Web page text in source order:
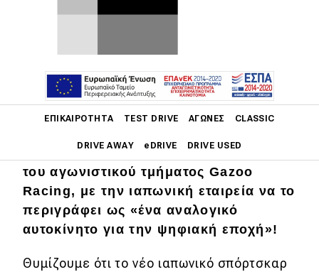
ΕΠΙΚΑΙΡΌΤΗΤΑ TEST DRIVE ΑΓΏΝΕΣ CLASSIC
DRIVE AWAY eDRIVE DRIVE USED
Main navigation
Επικαιρότητα
Νέα μοντέλα
Πρωτότυπα
Η Toyota παρουσίασε και επίσημα τα
τεχνικά χαρακτηριστικά του
μοντέλο της που δέχεται την φροντίδα
του αγωνιστικού τμήματος Gazoo
Racing, με την ιαπωνική εταιρεία να το
περιγράφει ως «ένα αναλογικό
αυτοκίνητο για την ψηφιακή εποχή»!
Θυμίζουμε ότι τo νέο ιαπωνικό σπόρτσκαρ